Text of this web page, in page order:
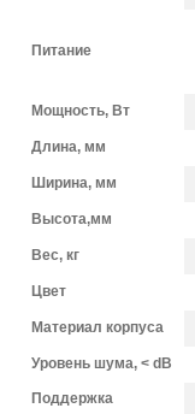
Питание
Мощность, Вт
Длина, мм
Ширина, мм
Высота,мм
Вес, кг
Цвет
Материал корпуса
Уровень шума, < dB
Поддержка